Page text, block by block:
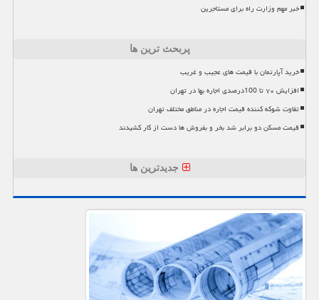
خبر مهم وزارت راه برای مستاجرین
پربحث ترین ها
خرید آپارتمان با قیمت های عجیب و غریب
افزایش ۷۰ تا 100درصدی اجاره بها در تهران
تفاوت شوکه کننده قیمت اجاره در مناطق مختلف تهران
قیمت مسکن دو برابر شد بخر و بفروش ها دست از کار کشیدند
جدیدترین ها